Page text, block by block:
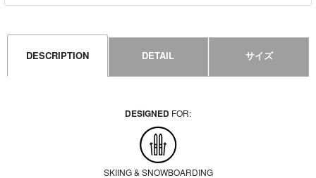
DESCRIPTION DETAIL サイズ
DESIGNED FOR:
SKIING & SNOWBOARDING